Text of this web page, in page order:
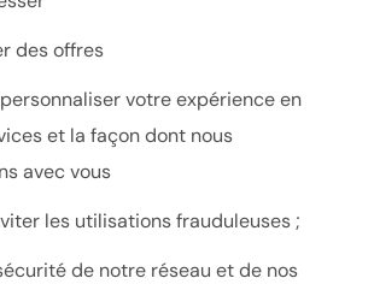
des offres
votre expérience en
et la façon dont nous
avec vous
les utilisations frauduleuses ;
de notre réseau et de nos